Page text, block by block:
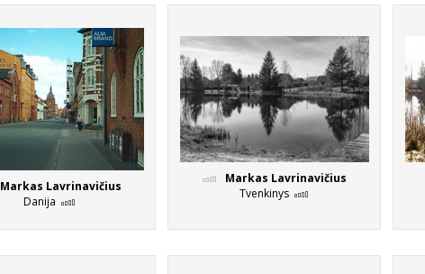
Markas Lavrinavičius
Danija
Markas Lavrinavičius
Tvenkinys